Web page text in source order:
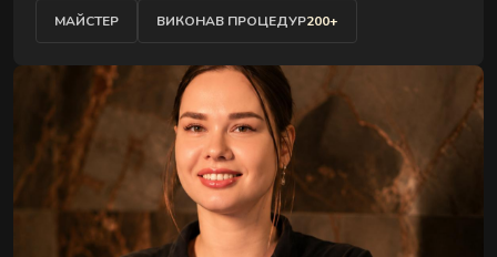
МАЙСТЕР ВИКОНАВ ПРОЦЕДУР200+
ЕКСКЛЮЗИВНІ МАСАЖІ
Особливі техніки та формати для глибшого
відновлення.